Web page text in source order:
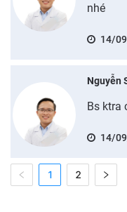
nhé
14/
Nguyễn
Bs ktra
14/
1 2